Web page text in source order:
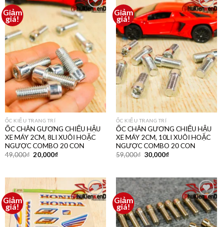
Giảm
giá!
Thêm
ỐC KIỂU TRANG TRÍ
ỐC CHÂN GƯƠNG CHIẾU HẬU
XE MÁY 2CM, 8LI XUÔI HOẶC
NGƯỢC COMBO 20 CON
49,000₫ 20,000₫
Giảm
giá!
Thêm
vào
yêu
thích
ỐC KIỂU TRANG TRÍ
ỐC CHÂN GƯƠNG CHIẾU HẬU
XE MÁY 2CM, 10LI XUÔI HOẶC
NGƯỢC COMBO 20 CON
59,000₫ 30,000₫
Giảm
giá!
Thêm
Giảm
giá!
Thêm
vào
yêu
thích